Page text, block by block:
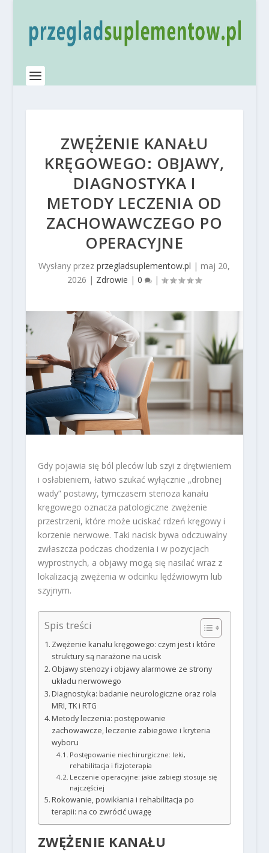
ZWĘŻENIE KANAŁU
KRĘGOWEGO: OBJAWY,
DIAGNOSTYKA I
METODY LECZENIA OD
ZACHOWAWCZEGO PO
OPERACYJNE
Wysłany przezprzegladsuplementow.pl | maj 20,
2026 | Zdrowie |0 |
Gdy pojawia się ból pleców lub szyi z drętwieniem
i osłabieniem, łatwo szukać wyłącznie „drobnej
wady” postawy, tymczasem stenoza kanału
kręgowego oznacza patologiczne zwężenie
przestrzeni, które może uciskać rdzeń kręgowy i
korzenie nerwowe. Taki nacisk bywa odczuwalny
zwłaszcza podczas chodzenia i w pozycjach
wyprostnych, a objawy mogą się nasilać wraz z
lokalizacją zwężenia w odcinku lędźwiowym lub
szyjnym.
Spis treści
Zwężenie kanału kręgowego: czym jest i które
struktury są narażone na ucisk
Objawy stenozy i objawy alarmowe ze strony
układu nerwowego
Diagnostyka: badanie neurologiczne oraz rola
MRI, TK i RTG
Metody leczenia: postępowanie
zachowawcze, leczenie zabiegowe i kryteria
wyboru
Postępowanie niechirurgiczne: leki,
rehabilitacja i fizjoterapia
Leczenie operacyjne: jakie zabiegi stosuje się
najczęściej
Rokowanie, powikłania i rehabilitacja po
terapii: na co zwrócić uwagę
ZWĘŻENIE KANAŁU